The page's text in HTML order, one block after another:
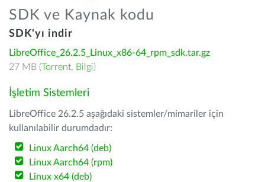
SDK ve Kaynak kodu
SDK'yı indir
LibreOffice_26.2.5_Linux_x86-64_rpm_sdk.tar.gz
27 MB (Torrent, Bilgi)
İşletim Sistemleri
LibreOffice 26.2.5 aşağıdaki sistemler/mimariler için
kullanılabilir durumdadır:
Linux Aarch64 (deb)
Linux Aarch64 (rpm)
Linux x64 (deb)